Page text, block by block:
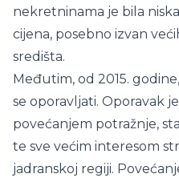
nekretninama je bila
cijena, posebno izvan
središta.
Međutim, od 2015.
se oporavljati. Oporavak
povećanjem potražnje,
te sve većim interesom
jadranskoj regiji.